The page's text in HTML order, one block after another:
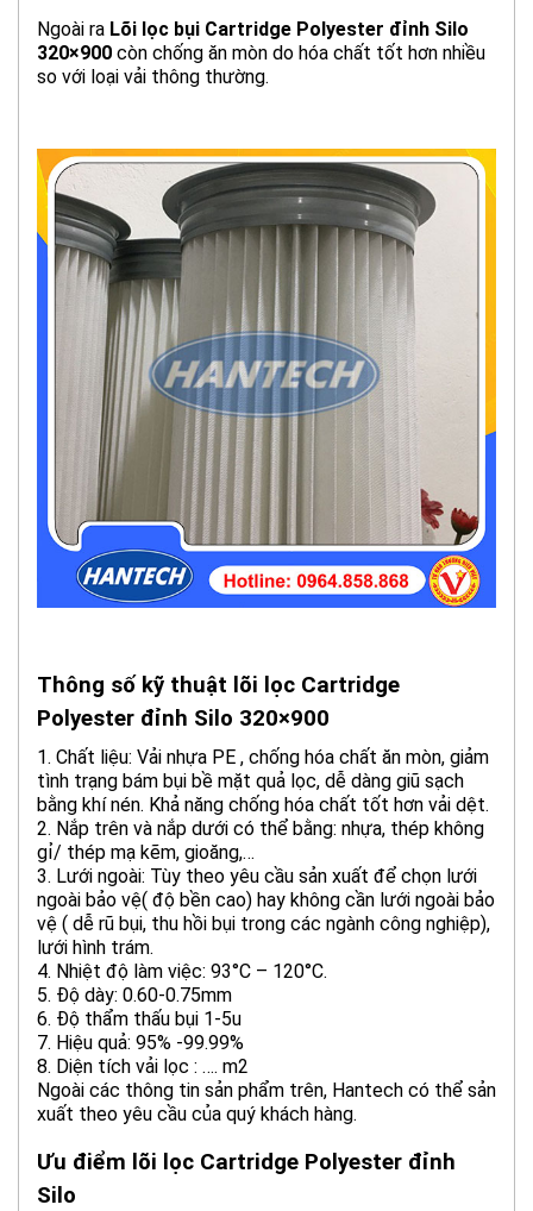
Ngoài ra Lõi lọc bụi Cartridge Polyester đỉnh Silo
320×900 còn chống ăn mòn do hóa chất tốt hơn nhiều
so với loại vải thông thường.
Thông số kỹ thuật lõi lọc Cartridge
Polyester đỉnh Silo 320×900
1. Chất liệu: Vải nhựa PE , chống hóa chất ăn mòn, giảm
tình trạng bám bụi bề mặt quả lọc, dễ dàng giũ sạch
bằng khí nén. Khả năng chống hóa chất tốt hơn vải dệt.
2. Nắp trên và nắp dưới có thể bằng: nhựa, thép không
gỉ/ thép mạ kẽm, gioăng,…
3. Lưới ngoài: Tùy theo yêu cầu sản xuất để chọn lưới
ngoài bảo vệ( độ bền cao) hay không cần lưới ngoài bảo
vệ ( dễ rũ bụi, thu hồi bụi trong các ngành công nghiệp),
lưới hình trám.
4. Nhiệt độ làm việc: 93°C – 120°C.
5. Độ dày: 0.60-0.75mm
6. Độ thẩm thấu bụi 1-5u
7. Hiệu quả: 95% -99.99%
8. Diện tích vải lọc : …. m2
Ngoài các thông tin sản phẩm trên, Hantech có thể sản
xuất theo yêu cầu của quý khách hàng.
Ưu điểm lõi lọc Cartridge Polyester đỉnh
Silo